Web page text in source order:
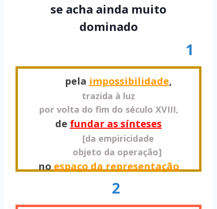
se acha ainda muito
dominado
1
pela impossibilidade,
trazida à luz
por volta do fim do século XVIII,
de fundar as sínteses
[da empiricidade
objeto da operação]
noespaço da representação
2